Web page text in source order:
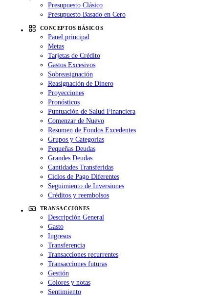
Presupuesto Clásico
Presupuesto Basado en Cero
CONCEPTOS BÁSICOS
Panel principal
Metas
Tarjetas de Crédito
Gastos Excesivos
Sobreasignación
Reasignación de Dinero
Proyecciones
Pronósticos
Puntuación de Salud Financiera
Comenzar de Nuevo
Resumen de Fondos Excedentes
Grupos y Categorías
Pequeñas Deudas
Grandes Deudas
Cantidades Transferidas
Ciclos de Pago Diferentes
Seguimiento de Inversiones
Créditos y reembolsos
TRANSACCIONES
Descripción General
Gasto
Ingresos
Transferencia
Transacciones recurrentes
Transacciones futuras
Gestión
Colores y notas
Sentimiento